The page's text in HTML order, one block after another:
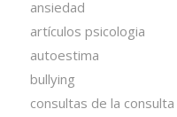
ansiedad
artículos psicologia
autoestima
bullying
consultas de la consulta